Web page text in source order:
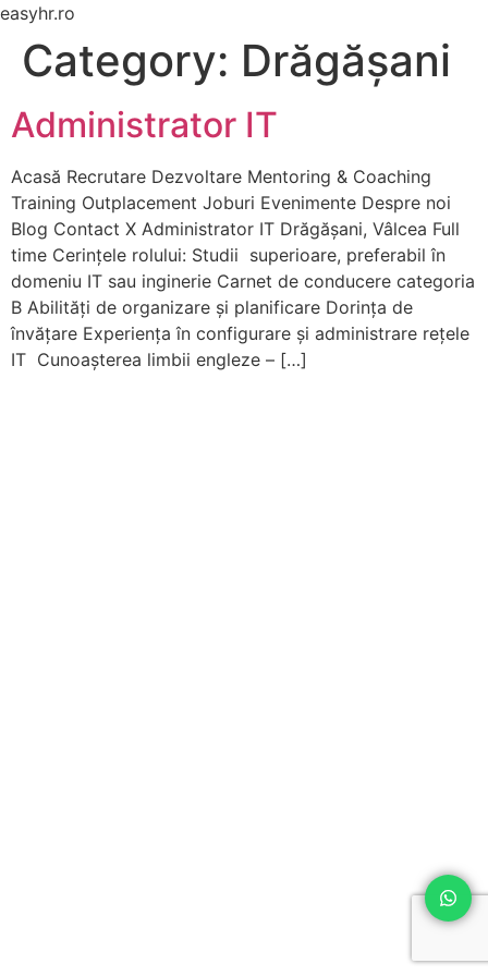
easyhr.ro
Category: Drăgășani
Administrator IT
Acasă Recrutare Dezvoltare Mentoring & Coaching
Training Outplacement Joburi Evenimente Despre noi
Blog Contact X Administrator IT Drăgășani, Vâlcea Full
time Cerințele rolului: Studii superioare, preferabil în
domeniu IT sau inginerie Carnet de conducere categoria
B Abilități de organizare ︈︆︎︇︅︋︎︆​️︍️︉​︁︁︎︍​︋︎︃︋​︈︎︂︁︅︎️︍︂︆︂︇și planificare Dorința de
învățare Experiența în configurare și administrare rețele
IT Cunoașterea limbii engleze – […]